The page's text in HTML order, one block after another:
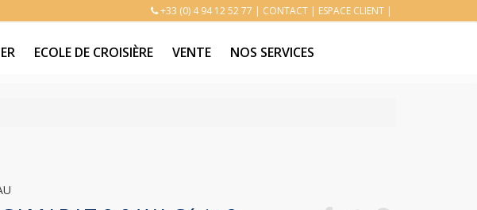
+33 (0) 4 94 12 52 77 | CONTACT | ESPACE CLIENT |
ECOLE DE CROISIÈRE VENTE NOS SERVICES